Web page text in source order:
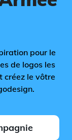
pour le
de logos les
créez le vôtre